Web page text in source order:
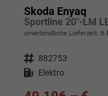
Skoda Enyaq
Sportline 20"-LM
unverbindliche Lieferzeit: 6
Fahrzeugnr. 882753
Kraftstoff Elektro